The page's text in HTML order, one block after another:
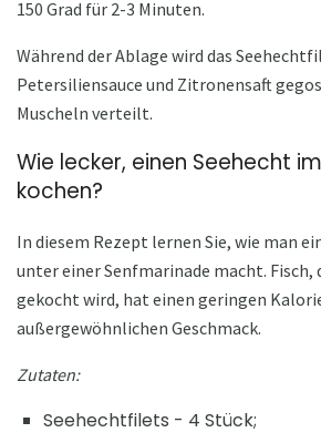
150 Grad für 2-3 Minuten.
Während der Ablage wird das
Petersiliensauce und Zitronensaft
Muscheln verteilt.
Wie lecker, einen Seehecht
kochen?
In diesem Rezept lernen Sie, wie man
unter einer Senfmarinade macht. Fisch,
gekocht wird, hat einen geringen
außergewöhnlichen Geschmack.
Zutaten:
Seehechtfilets - 4 Stück;